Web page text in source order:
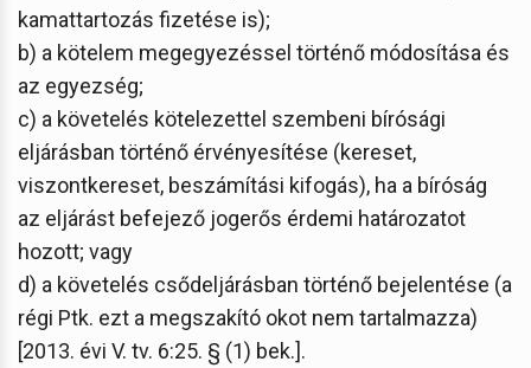
kamattartozás fizetése is);
b) a kötelem megegyezéssel történő módosítása és
az egyezség;
c) a követelés kötelezettel szembeni bírósági
eljárásban történő érvényesítése (kereset,
viszontkereset, beszámítási kifogás), ha a bíróság
az eljárást befejező jogerős érdemi határozatot
hozott; vagy
d) a követelés csődeljárásban történő bejelentése (a
régi Ptk. ezt a megszakító okot nem tartalmazza)
[2013. évi V. tv. 6:25. § (1) bek.].